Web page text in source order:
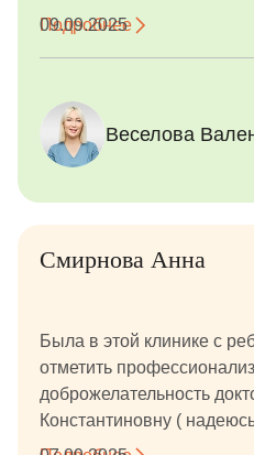
просто восторг!!! Огромная благодарность
полости рта для нас —
процедура, а веселое и
Подробнее
09.09.2025
Веселова
Смирнова Анна
Была в этой клинике с
отметить
доброжелательность
Константиновну (
если ошиблась) это